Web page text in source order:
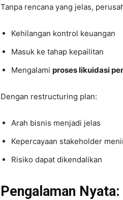
Tanpa rencana yang jelas,
Kehilangan kontrol keuangan
Masuk ke tahap kepailitan
Mengalami proses likuidasi
Dengan restructuring plan:
Arah bisnis menjadi jelas
Kepercayaan stakeholder
Risiko dapat dikendalikan
Pengalaman